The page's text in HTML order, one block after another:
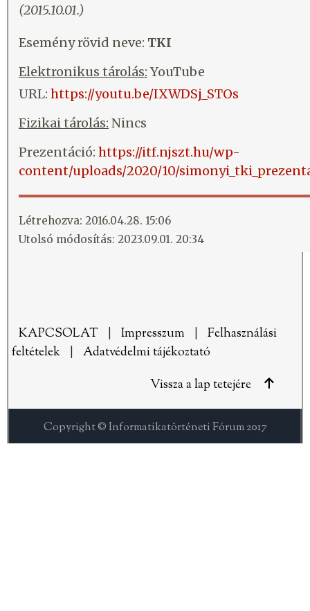
(2015.10.01.)
Esemény rövid neve: TKI
Elektronikus tárolás: YouTube
URL: https://youtu.be/IXWDSj_STOs
Fizikai tárolás: Nincs
Prezentáció: https://itf.njszt.hu/wp-
content/uploads/2020/10/
Létrehozva: 2016.04.28. 15:06
Utolsó módosítás: 2023.09.01. 20:34
KAPCSOLAT Impresszum
Felhasználási
feltételek
Adatvédelmi tájékoztató
Vissza a lap tetejére
Copyright © Informatikatörténeti Fórum 2017